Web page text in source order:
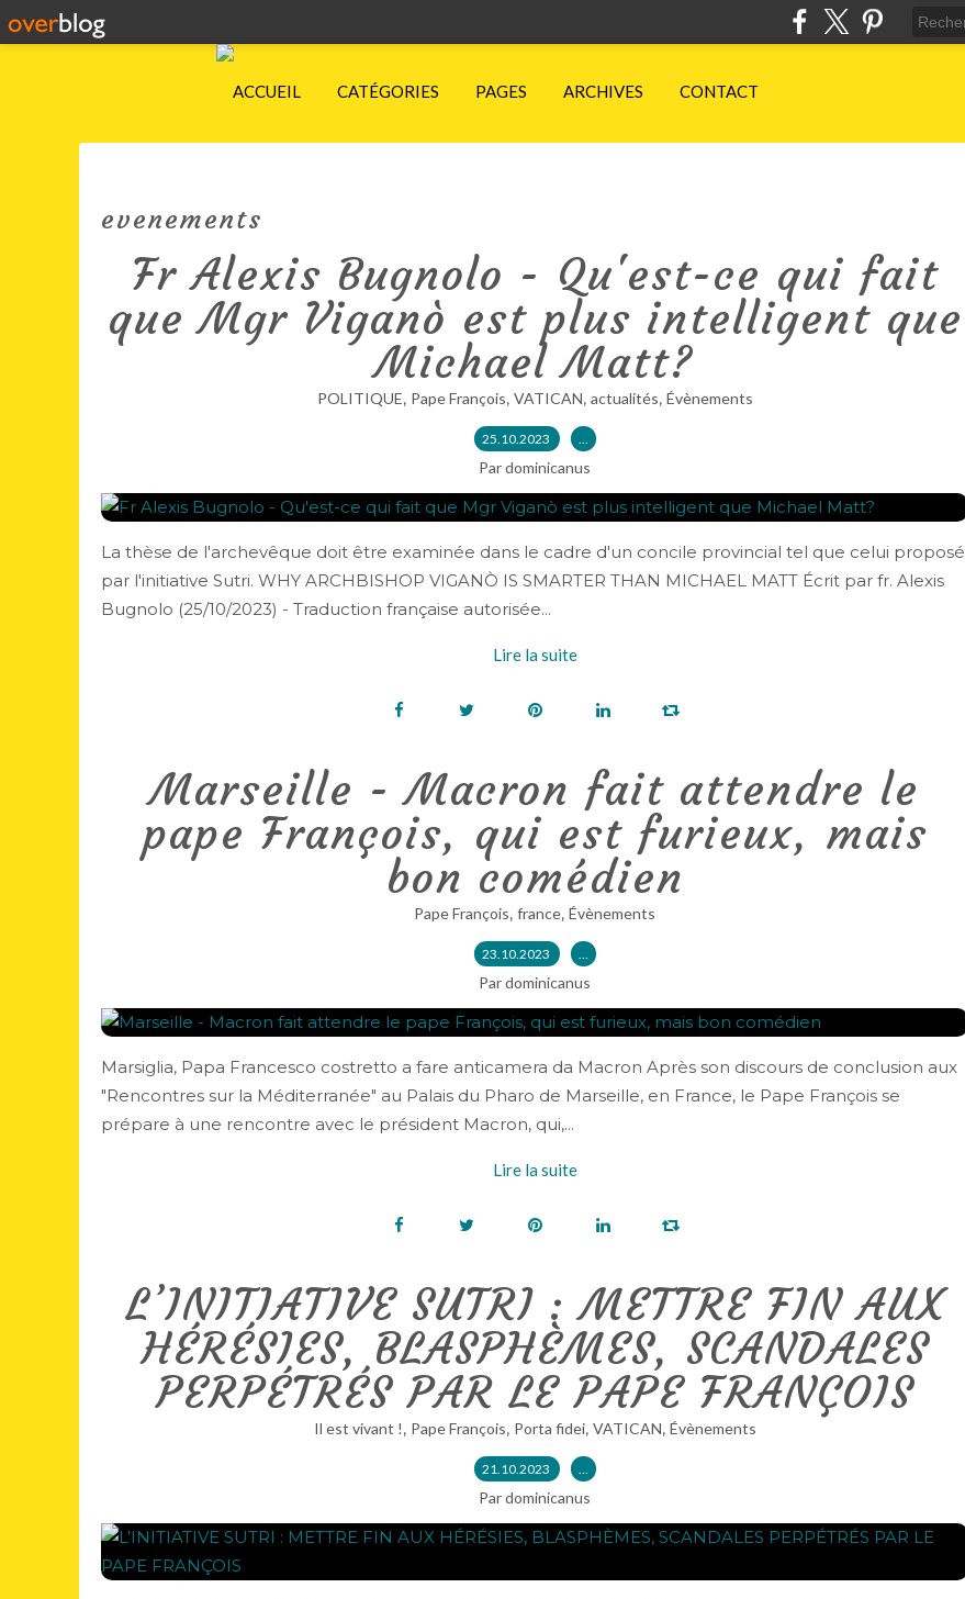
ACCUEIL CATÉGORIES PAGES ARCHIVES CONTACT
evenements
Fr Alexis Bugnolo - Qu'est-ce qui fait
que Mgr Viganò est plus intelligent que
Michael Matt?
POLITIQUE, Pape François, VATICAN, actualités, Évènements
25.10.2023 …
Par dominicanus
La thèse de l'archevêque doit être examinée dans le cadre d'un concile provincial tel que celui proposé
par l'initiative Sutri. WHY ARCHBISHOP VIGANÒ IS SMARTER THAN MICHAEL MATT Écrit par fr. Alexis
Bugnolo (25/10/2023) - Traduction française autorisée...
Lire la suite
Marseille - Macron fait attendre le
pape François, qui est furieux, mais
bon comédien
Pape François, france, Évènements
23.10.2023 …
Par dominicanus
Marsiglia, Papa Francesco costretto a fare anticamera da Macron Après son discours de conclusion aux
"Rencontres sur la Méditerranée" au Palais du Pharo de Marseille, en France, le Pape François se
prépare à une rencontre avec le président Macron, qui,...
Lire la suite
L’INITIATIVE SUTRI : METTRE FIN AUX
HÉRÉSIES, BLASPHÈMES, SCANDALES
PERPÉTRÉS PAR LE PAPE FRANÇOIS
Il est vivant !, Pape François, Porta fidei, VATICAN, Évènements
21.10.2023 …
Par dominicanus